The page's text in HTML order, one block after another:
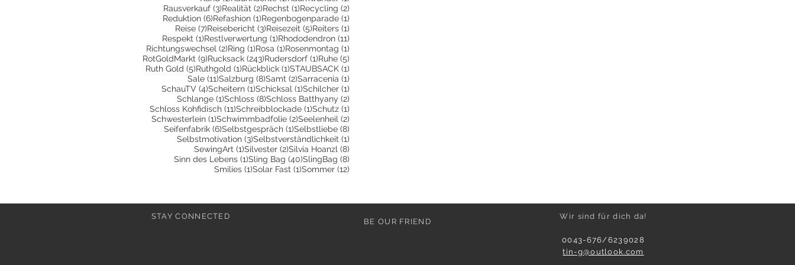
Rausverkauf (3)3 Beiträge
Realität (2)2 Beiträge
Rechst (1)1 Beitrag
Recycling (2)
Reduktion (6)6 Beiträge
Refashion (1)1 Beitrag
Regenbogenparade (1)
Reise (7)7 Beiträge
Reisebericht (3)3 Beiträge
Reisezeit (5)5 Beiträge
Reiters (1)
Respekt (1)1 Beitrag
Restlverwertung (1)1 Beitrag
Rhododendron (11)
Richtungswechsel (2)2 Beiträge
Ring (1)1 Beitrag
Rosa (1)1 Beitrag
Rosenmontag (1)
RotGoldMarkt (9)9 Beiträge
Rucksack (243)243 Beiträge
Rudersdorf (1)1 Beitrag
Ruhe (5)
Ruth Gold (5)5 Beiträge
Ruthgold (1)1 Beitrag
Rückblick (1)1 Beitrag
STAUBSACK (1)
Sale (11)11 Beiträge
Salzburg (8)8 Beiträge
Samt (2)2 Beiträge
Sarracenia (1)
SchauTV (4)4 Beiträge
Scheitern (1)1 Beitrag
Schicksal (1)1 Beitrag
Schilcher (1)
Schlange (1)1 Beitrag
Schloss (8)8 Beiträge
Schloss Batthyany (2)
Schloss Kohfidisch (11)11 Beiträge
Schreibblockade (1)1 Beitrag
Schutz (1)
Schwesterlein (1)1 Beitrag
Schwimmbadfolie (2)2 Beiträge
Seelenheil (2)
Seifenfabrik (6)6 Beiträge
Selbstgespräch (1)1 Beitrag
Selbstliebe (8)
Selbstmotivation (3)3 Beiträge
Selbstverständlichkeit (1)
SewingArt (1)1 Beitrag
Silvester (2)2 Beiträge
Silvia Hoanzl (8)
Sinn des Lebens (1)1 Beitrag
Sling Bag (40)40 Beiträge
SlingBag (8)
Smilies (1)1 Beitrag
Solar Fast (1)1 Beitrag
Sommer (12)
STAY CONNECTED
BE OUR FRIEND
Wir sind für dich da!
0043-676/6239028
tin-g@outlook.com